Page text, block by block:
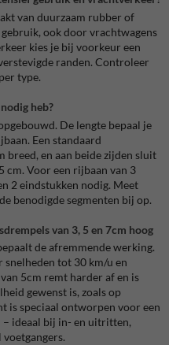
van duurzaam rubber of
ook door vrachtwagens
kies je bij voorkeur een
randen. Controleer
type.
heb?
De lengte bepaal je
Een standaard
en aan beide zijden sluit
cm. Voor een rijbaan van 3
2 eindstukken nodig. Meet
benodigde segmenten bij op.
van 3, 5 en 7cm hoog
de afremmende werking.
tot 30 km/u en
5cm remt harder af en is
gewenst is, zoals op
is speciaal ontworpen voor een
– ideaal bij in- en uitritten,